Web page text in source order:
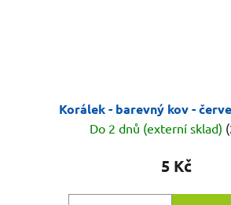
Korálek - barevný kov -
Do 2 dnů (externí sklad)
5 Kč